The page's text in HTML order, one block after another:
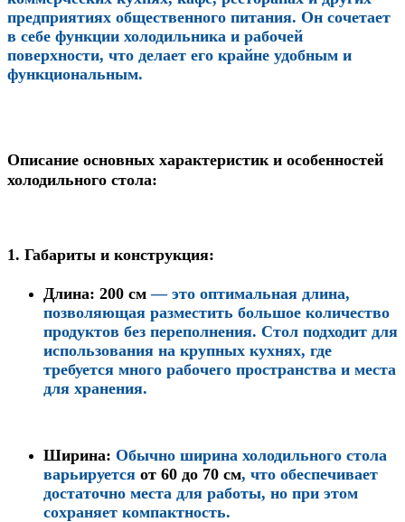
предприятиях общественного питания. Он сочетает
в себе функции холодильника и рабочей
поверхности, что делает его крайне удобным и
функциональным.
Описание основных характеристик и особенностей
холодильного стола:
1. Габариты и конструкция:
Длина: 200 см — это оптимальная длина,
позволяющая разместить большое количество
продуктов без переполнения. Стол подходит для
использования на крупных кухнях, где
требуется много рабочего пространства и места
для хранения.
Ширина: Обычно ширина холодильного стола
варьируется от 60 до 70 см, что обеспечивает
достаточно места для работы, но при этом
сохраняет компактность.